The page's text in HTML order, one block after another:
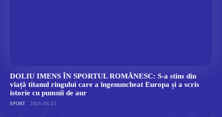
DOLIU IMENS ÎN SPORTUL ROMÂNESC: S-a stins din
viață titanul ringului care a îngenuncheat Europa și a scris
istorie cu pumnii de aur
SPORT 2026-06-25